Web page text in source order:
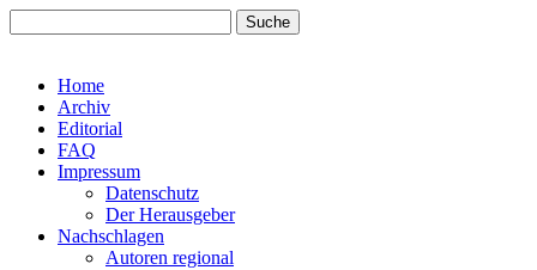
Home
Archiv
Editorial
FAQ
Impressum
Datenschutz
Der Herausgeber
Nachschlagen
Autoren regional